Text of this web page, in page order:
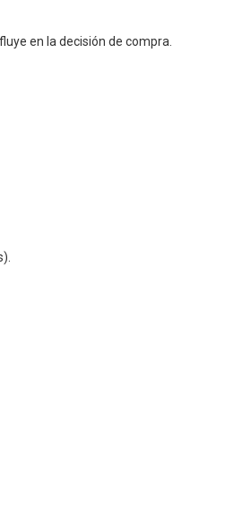
en la decisión de compra.